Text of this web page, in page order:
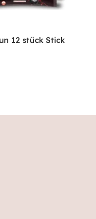
12 stück Stick